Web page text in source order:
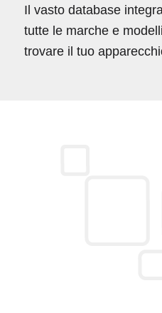
Il vasto database
tutte le marche e
trovare il tuo